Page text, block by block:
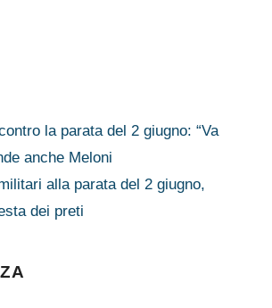
la parata del 2 giugno: “Va
anche Meloni
alla parata del 2 giugno,
dei preti